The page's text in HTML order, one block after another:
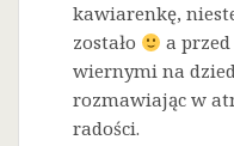
kawiarenkę,
zostało
a przed
wiernymi na
rozmawiając w
radości.